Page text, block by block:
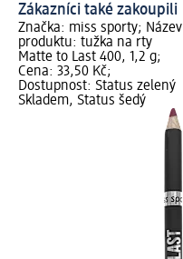
Zákazníci také zakoupili
Značka: miss sporty; Název
produktu: tužka na rty
Matte to Last 400, 1,2 g;
Cena: 33,50 Kč;
Dostupnost: Status zelený
Skladem, Status šedý